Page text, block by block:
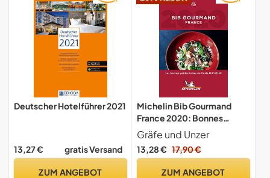
Deutscher Hotelführer 2021
13,27 € gratis Versand
ZUM ANGEBOT
Michelin Bib Gourmand
France 2020: Bonnes
petites tables du guide
Michelin (MICHELIN
Hotelführer)
Gräfe und Unzer
13,28 € 17,90 €
ZUM ANGEBOT